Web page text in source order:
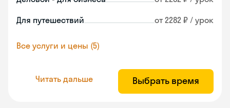
Для путешествий от 2282 ₽ / урок
Все услуги и цены (5)
Читать дальше Выбрать время